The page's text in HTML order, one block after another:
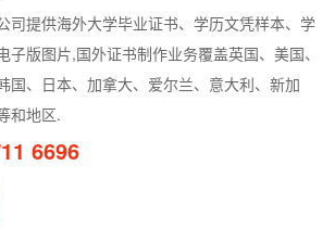
司提供海外大学毕业证书、学历文凭样本、学
子版图片,国外证书制作业务覆盖英国、美国、
国、日本、加拿大、爱尔兰、意大利、新加
和地区.
6696